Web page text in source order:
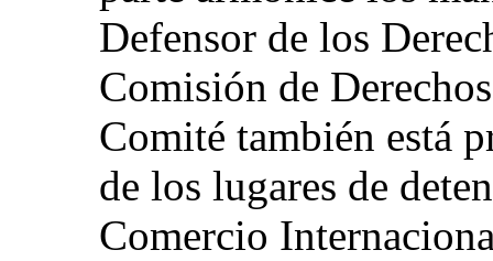
Defensor de los
Comisión de
Comité también está
de los lugares de
Comercio